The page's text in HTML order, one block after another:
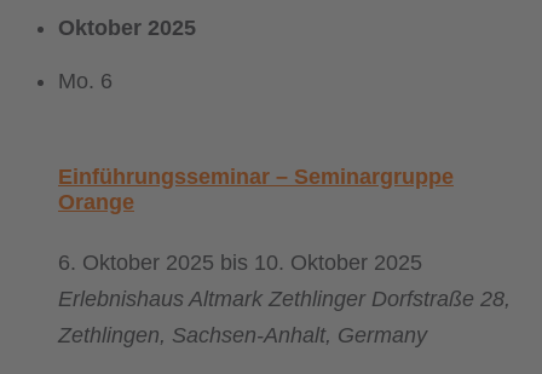
Oktober 2025
Mo. 6
Einführungsseminar – Seminargruppe
Orange
6. Oktober 2025 bis 10. Oktober 2025
Erlebnishaus Altmark Zethlinger Dorfstraße 28,
Zethlingen, Sachsen-Anhalt, Germany